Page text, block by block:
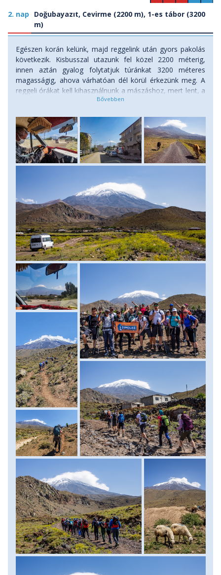
2. nap
Doğubayazıt, Cevirme (2200 m), 1-es tábor (3200
m)
Egészen korán kelünk, majd reggelink után gyors pakolás
következik. Kisbusszal utazunk fel közel 2200 méterig,
innen aztán gyalog folytatjuk túránkat 3200 méteres
magasságig, ahova várhatóan dél körül érkezünk meg. A
reggeli órákat kell kihasználnunk a mászáshoz, mert lent, a
hegy szoknyáján – bár már ez is 2000 méter felett van – a
találunk. Útközben, ahogy egyre magasabbra emelkedünk,
a ritkás sztyeppet gyér füvű legelők váltják fel. Itt már fel-
fel tünedeznek a nomád kurdok sátrai, és a hegyoldalon
legelő birkanyájaik. Ha szerencsénk van, be is hívnak egy
pohár ajranra (erjesztett sózott tejből készülő joghurt
alátámasztott hagyományos, kecske illetve birkagyapjúból
szőtt sátrakban élnek, és az év nagy részét a hegyen töltik,
a téli idő beálltával ereszkednek csak le a hegyek
lábához.Hatalmas bazalttömbök között egyszer csak
feltűnik a 3200 méteren fekvő tábor viszonylag lapos,
füves terasza. Kifújhatjuk magunkat, megérkeztünk.
Sátraink felállítása után a délután a pihenés, akklimatizáció
ideje. Szükség lesz holnap az erőnkre! Az éjszakát itt
töltjük. Szállás: 2 személyes, magashegyi sátrakban.
Ellátás: reggeli, majd ebéd és vacsora a hegyen. Menetidő:
4-6 óra, szintkülönbség: 1000 méter fel.